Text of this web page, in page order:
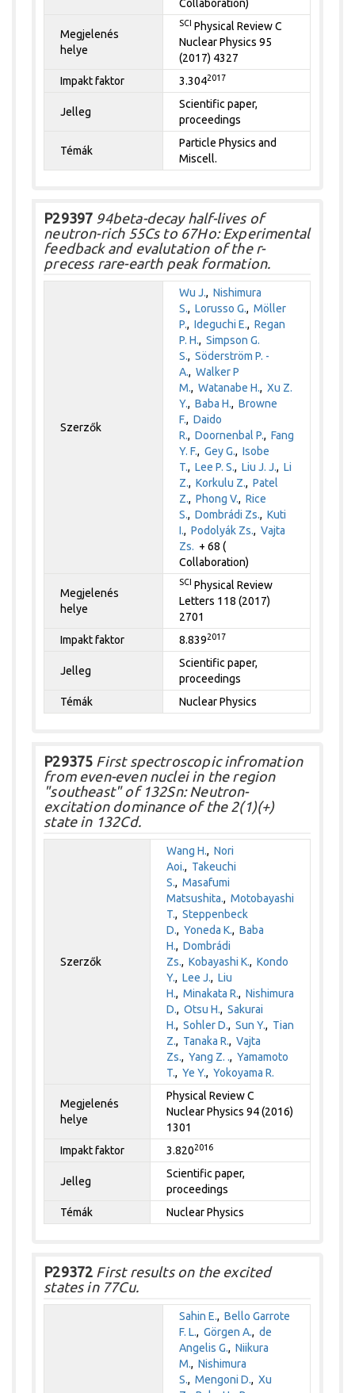
Collaboration)
Megjelenés
helye
SCI Physical Review C
Nuclear Physics 95
(2017) 4327
Impakt faktor
3.3042017
Jelleg
Scientific paper,
proceedings
Témák
Particle Physics and
Miscell.
P29397 94beta-decay half-lives of
neutron-rich 55Cs to 67Ho: Experimental
feedback and evalutation of the r-
precess rare-earth peak formation.
Szerzők
Wu J.,Nishimura
S.,Lorusso G.,Möller
P.,Ideguchi E.,Regan
P. H.,Simpson G.
S.,Söderström P. -
A.,Walker P
M.,Watanabe H.,Xu Z.
Y.,Baba H.,Browne
F.,Daido
R.,Doornenbal P.,Fang
Y. F.,Gey G.,Isobe
T.,Lee P. S.,Liu J. J.,Li
Z.,Korkulu Z.,Patel
Z.,Phong V.,Rice
S.,Dombrádi Zs.,Kuti
I.,Podolyák Zs.,Vajta
Zs. + 68 (
Collaboration)
Megjelenés
helye
SCI Physical Review
Letters 118 (2017)
2701
Impakt faktor
8.8392017
Jelleg
Scientific paper,
proceedings
Témák
Nuclear Physics
P29375 First spectroscopic infromation
from even-even nuclei in the region
"southeast" of 132Sn: Neutron-
excitation dominance of the 2(1)(+)
state in 132Cd.
Szerzők
Wang H.,Nori
Aoi., Takeuchi
S.,Masafumi
Matsushita.,Motobayashi
T.,Steppenbeck
D.,Yoneda K.,Baba
H.,Dombrádi
Zs.,Kobayashi K.,Kondo
Y.,Lee J.,Liu
H.,Minakata R.,Nishimura
D.,Otsu H.,Sakurai
H.,Sohler D.,Sun Y., Tian
Z., Tanaka R.,Vajta
Zs.,Yang Z. .,Yamamoto
T.,Ye Y.,Yokoyama R.
Megjelenés
helye
Physical Review C
Nuclear Physics 94 (2016)
1301
Impakt faktor
3.8202016
Jelleg
Scientific paper,
proceedings
Témák
Nuclear Physics
P29372 First results on the excited
states in 77Cu.
Sahin E.,Bello Garrote
F. L.,Görgen A.,de
Angelis G.,Niikura
M.,Nishimura
S.,Mengoni D.,Xu